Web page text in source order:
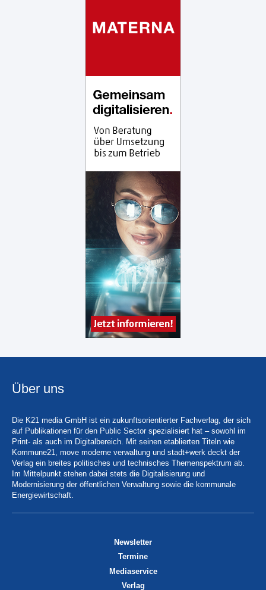
Über uns
Die K21 media GmbH ist ein zukunftsorientierter Fachverlag, der sich
auf Publikationen für den Public Sector spezialisiert hat – sowohl im
Print- als auch im Digitalbereich. Mit seinen etablierten Titeln wie
Kommune21, move moderne verwaltung und stadt+werk deckt der
Verlag ein breites politisches und technisches Themenspektrum ab.
Im Mittelpunkt stehen dabei stets die Digitalisierung und
Modernisierung der öffentlichen Verwaltung sowie die kommunale
Energiewirtschaft.
Newsletter
Termine
Mediaservice
Verlag